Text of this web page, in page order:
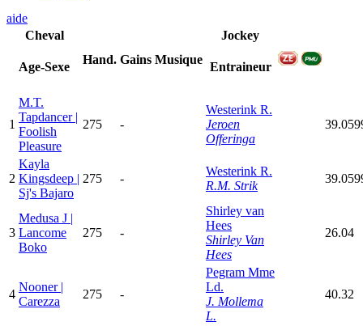
aide
Cheval
Age-Sexe
Hand. Gains Musique
Jockey
Entraineur
1
M.T.
Tapdancer |
Foolish
Pleasure
275 -
Westerink R.
Jeroen
Offeringa
2
Kayla
Kingsdeep |
Sj's Bajaro
275 -
Westerink R.
R.M. Strik
3
Medusa J |
Lancome
Boko
275 -
Shirley van
Hees
Shirley Van
Hees
26.04
4
Nooner |
Carezza
275 -
Pegram Mme
Ld.
J. Mollema
L.
40.32